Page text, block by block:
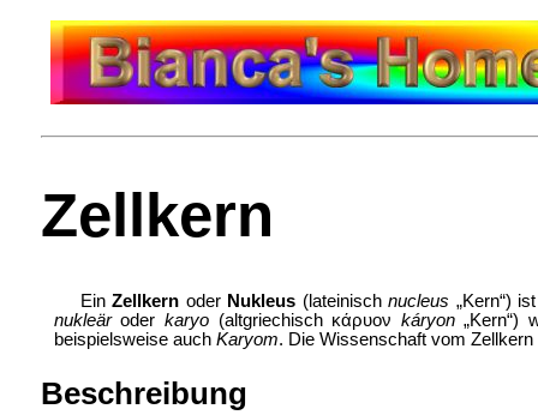
Zellkern
EinZellkern oder Nukleus (lateinischnucleus „Kern“)
nukleäroderkaryo (altgriechisch κάρυον káryon„Kern“)
beispielsweise auch Karyom. Die Wissenschaft vom
Beschreibung